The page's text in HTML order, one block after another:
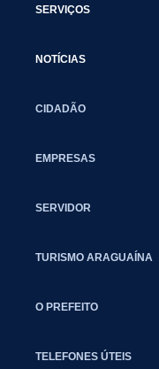
SERVIÇOS
NOTÍCIAS
CIDADÃO
EMPRESAS
SERVIDOR
TURISMO ARAGUAÍNA
O PREFEITO
TELEFONES ÚTEIS